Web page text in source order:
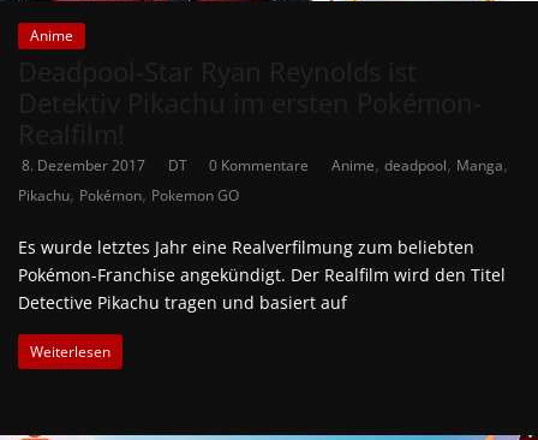
Anime
8. Dezember 2017 DT 0 Kommentare Anime, deadpool, Manga,
Pikachu, Pokémon, Pokemon GO
Es wurde letztes Jahr eine Realverfilmung zum beliebten
Pokémon-Franchise angekündigt. Der Realfilm wird den Titel
Detective Pikachu tragen und basiert auf
Weiterlesen